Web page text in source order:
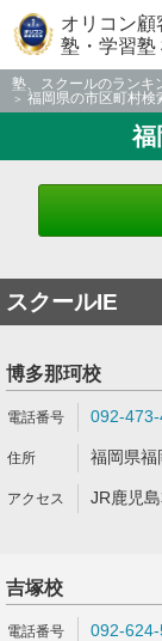
オリコン
塾・学習塾
塾、スクールのランキ
福岡県の市区町村検
福
スクールIE
博多那珂校
092-
福岡県福
JR鹿児
吉塚校
092-